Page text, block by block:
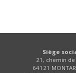
Siège
21, chemin de
64121